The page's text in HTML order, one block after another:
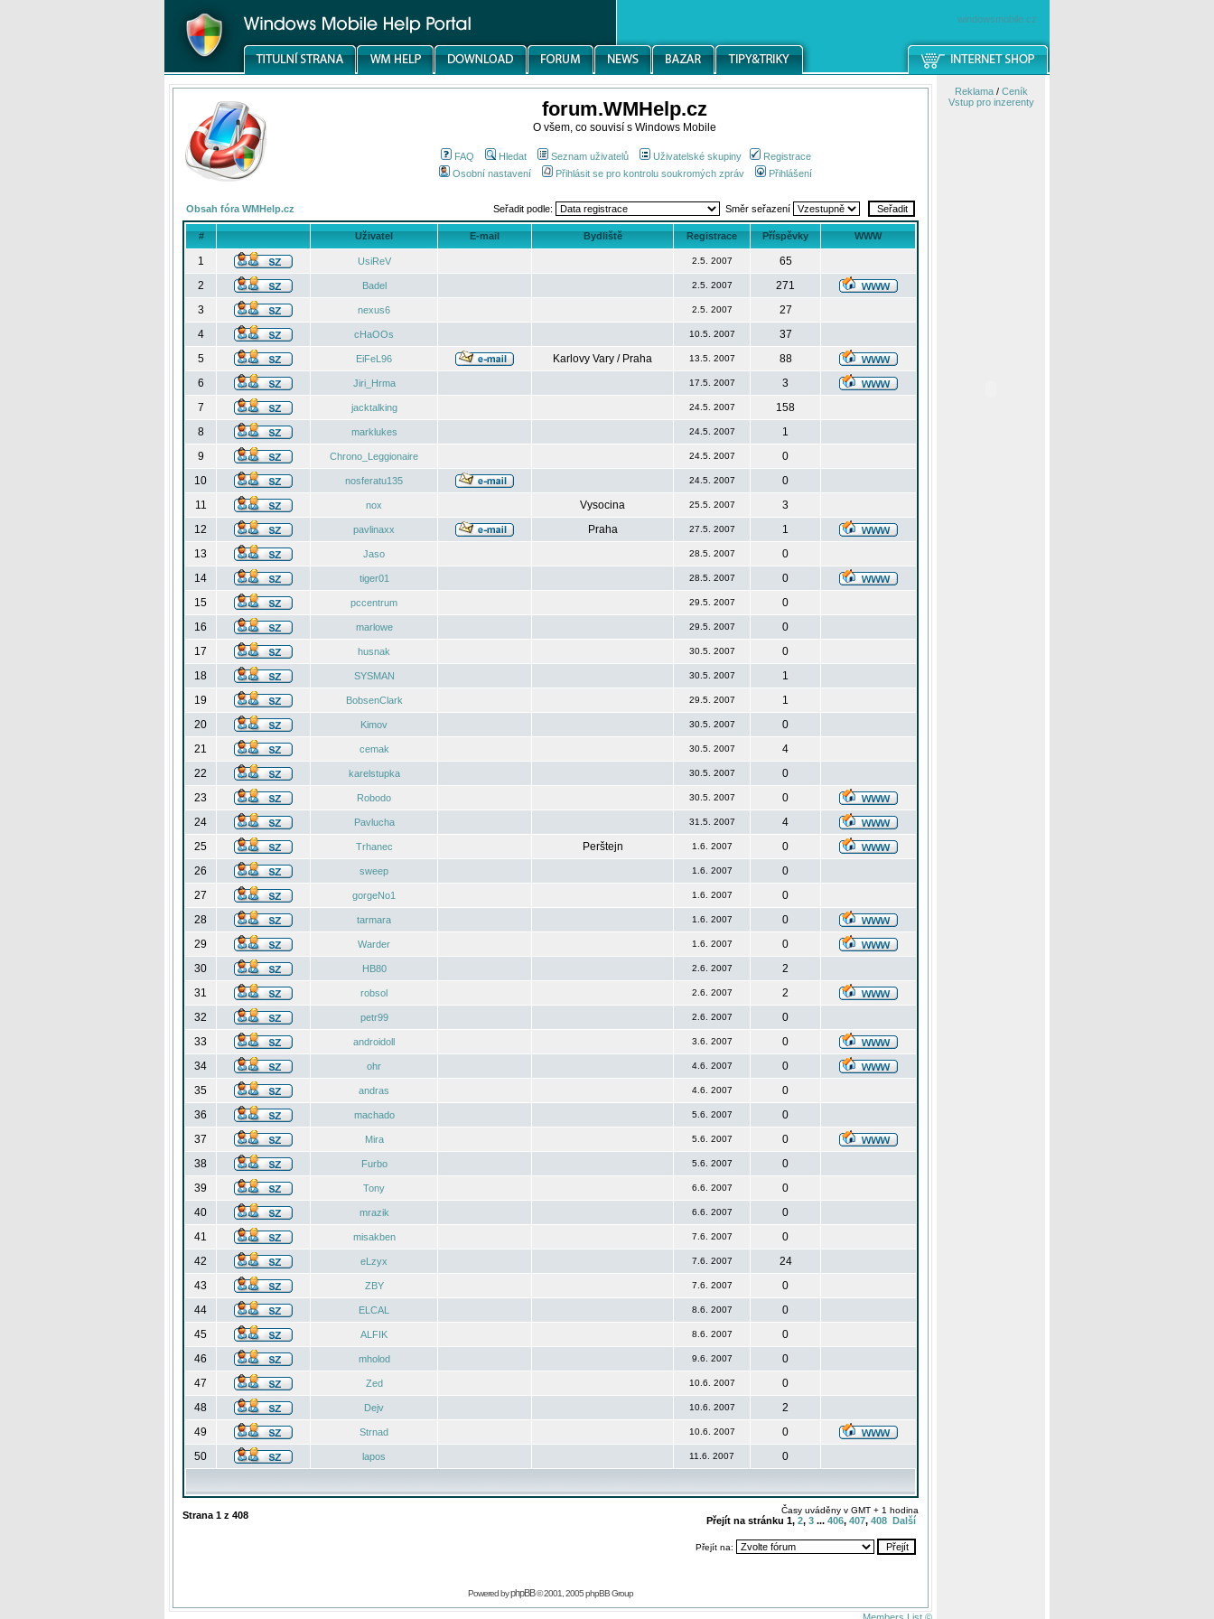
windowsmobile.cz
forum.WMHelp.cz
O všem, co souvisí s Windows Mobile
FAQ Hledat Seznam uživatelů Uživatelské skupiny
Registrace
Osobní nastavení
Přihlásit se pro kontrolu soukromých zpráv Přihlášení
Obsah fóra WMHelp.cz Seřadit podle: Směr seřazení
# Uživatel E-mail Bydliště Registrace Příspěvky WWW
1 UsiReV 2.5. 2007
65
2
Badel 2.5. 2007
271
3
nexus6 2.5. 2007
27
4
cHaOOs 10.5. 2007
37
5
EiFeL96 Karlovy Vary / Praha 13.5. 2007
88
6
Jiri_Hrma 17.5. 2007
3
7
jacktalking 24.5. 2007
158
8
marklukes 24.5. 2007
1
9
Chrono_Leggionaire 24.5. 2007
0
10
nosferatu135 24.5. 2007
0
11
nox Vysocina 25.5. 2007
3
12
pavlinaxx Praha 27.5. 2007
1
13
Jaso 28.5. 2007
0
14
tiger01 28.5. 2007
0
15
pccentrum 29.5. 2007
0
16
marlowe 29.5. 2007
0
17
husnak 30.5. 2007
0
18
SYSMAN 30.5. 2007
1
19
BobsenClark 29.5. 2007
1
20
Kimov 30.5. 2007
0
21
cemak 30.5. 2007
4
22
karelstupka 30.5. 2007
0
23
Robodo 30.5. 2007
0
24
Pavlucha 31.5. 2007
4
25
Trhanec Perštejn 1.6. 2007
0
26
sweep 1.6. 2007
0
27
gorgeNo1 1.6. 2007
0
28
tarmara 1.6. 2007
0
29
Warder 1.6. 2007
0
30
HB80 2.6. 2007
2
31
robsol 2.6. 2007
2
32
petr99 2.6. 2007
0
33
androidoll 3.6. 2007
0
34
ohr 4.6. 2007
0
35
andras 4.6. 2007
0
36
machado 5.6. 2007
0
37
Mira 5.6. 2007
0
38
Furbo 5.6. 2007
0
39
Tony 6.6. 2007
0
40
mrazik 6.6. 2007
0
41
misakben 7.6. 2007
0
42
eLzyx 7.6. 2007
24
43
ZBY 7.6. 2007
0
44
ELCAL 8.6. 2007
0
45
ALFIK 8.6. 2007
0
46
mholod 9.6. 2007
0
47
Zed 10.6. 2007
0
48
Dejv 10.6. 2007
2
49
Strnad 10.6. 2007
0
50
lapos 11.6. 2007 0
Strana 1 z 408 Časy uváděny v GMT + 1 hodina
Přejít na stránku 1, 2, 3 ... 406, 407, 408 Další
Přejít na:
Powered byphpBB© 2001, 2005 phpBB Group
Reklama/ Ceník
Vstup pro inzerenty